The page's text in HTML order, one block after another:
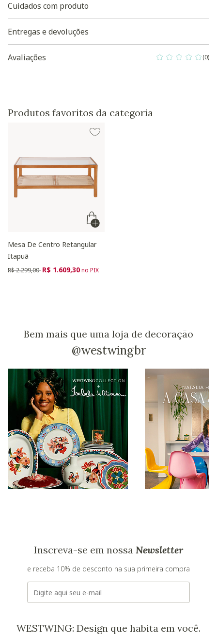
Cuidados com produto
Entregas e devoluções
Avaliações 0 out of 5 (0)
Produtos favoritos da categoria
Mesa De Centro Retangular
Itapuã
Preço reduzido de
R$ 2.299,00 para
R$ 1.609,30no PIX
Bem mais que uma loja de decoração
@westwingbr
Inscreva-se em nossa Newsletter
e receba 10% de desconto na sua primeira compra
E-mail
WESTWING: Design que habita em você.